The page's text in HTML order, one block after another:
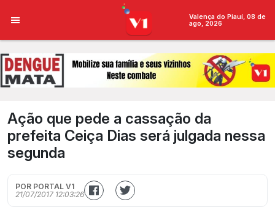
Valença do Piauí, 08 de
ago, 2026
Ação que pede a cassação da
prefeita Ceiça Dias será julgada nessa
segunda
POR PORTAL V1
21/07/2017 12:03:26